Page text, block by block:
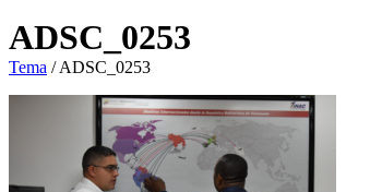
ADSC_0253
Tema /ADSC_0253